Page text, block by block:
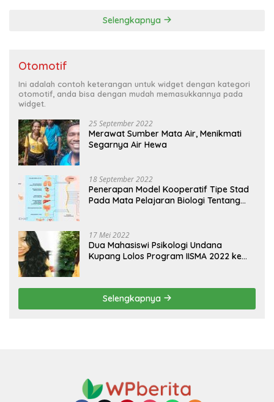
Selengkapnya
Otomotif
Ini adalah contoh keterangan untuk widget dengan kategori
otomotif, anda bisa dengan mudah memasukkannya pada
widget.
25 September 2022
Merawat Sumber Mata Air, Menikmati
Segarnya Air Hewa
18 September 2022
Penerapan Model Kooperatif Tipe Stad
Pada Mata Pelajaran Biologi Tentang
17 Mei 2022
Dua Mahasiswi Psikologi Undana
Kupang Lolos Program IISMA 2022 ke
Selengkapnya